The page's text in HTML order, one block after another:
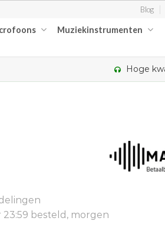
Blog
Muziekinstrumenten
Hoge
besteld, morgen